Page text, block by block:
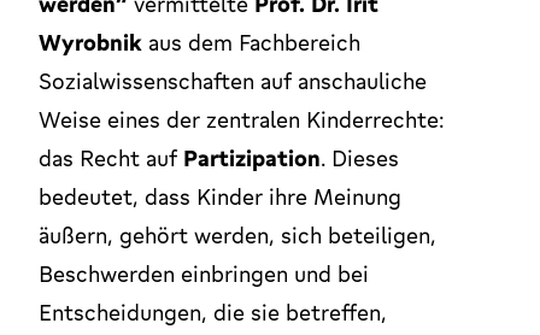
Wyrobnik aus dem Fachbereich
Sozialwissenschaften auf anschauliche
Weise eines der zentralen Kinderrechte:
das Recht auf Partizipation. Dieses
bedeutet, dass Kinder ihre Meinung
äußern, gehört werden, sich beteiligen,
Beschwerden einbringen und bei
Entscheidungen, die sie betreffen,